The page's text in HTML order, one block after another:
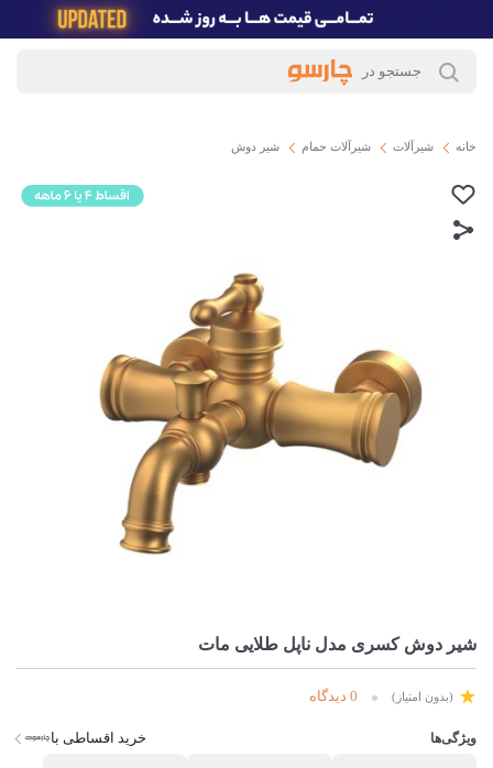
خانه شیرآلات شیرآلات حمام شیر دوش
شیر دوش کسری مدل ناپل طلایی مات
(بدون امتیاز) 0 دیدگاه
ویژگی‌ها خرید اقساطی با